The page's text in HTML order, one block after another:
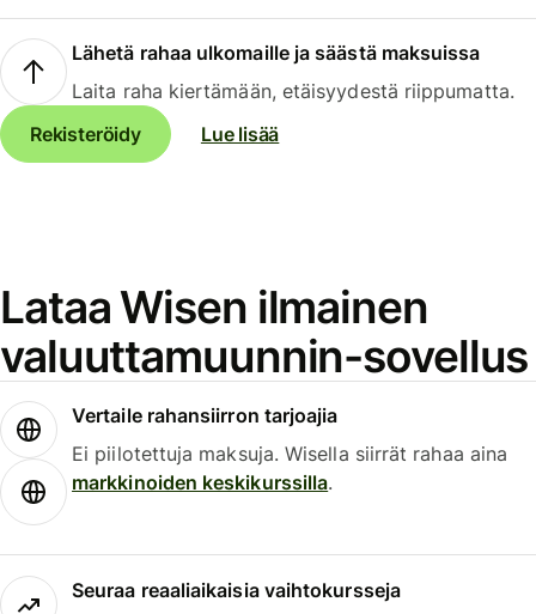
Lähetä rahaa ulkomaille ja säästä maksuissa
Laita raha kiertämään, etäisyydestä riippumatta.
Rekisteröidy
Lue lisää
Lataa Wisen ilmainen
valuuttamuunnin-sovellus
Vertaile rahansiirron tarjoajia
Ei piilotettuja maksuja. Wisella siirrät rahaa aina
markkinoiden keskikurssilla.
Seuraa reaaliaikaisia vaihtokursseja